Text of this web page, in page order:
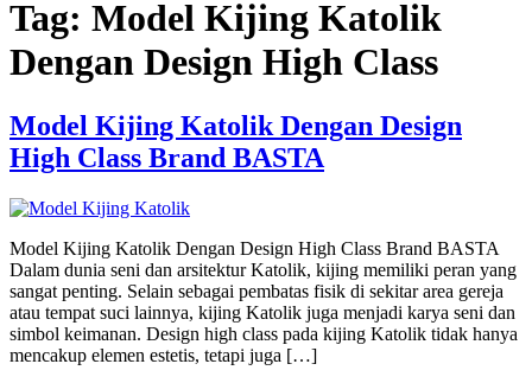
Tag: Model Kijing Katolik
Dengan Design High Class
Model Kijing Katolik Dengan Design
High Class Brand BASTA
Model Kijing Katolik Dengan Design High Class Brand BASTA
Dalam dunia seni dan arsitektur Katolik, kijing memiliki peran yang
sangat penting. Selain sebagai pembatas fisik di sekitar area gereja
atau tempat suci lainnya, kijing Katolik juga menjadi karya seni dan
simbol keimanan. Design high class pada kijing Katolik tidak hanya
mencakup elemen estetis, tetapi juga […]